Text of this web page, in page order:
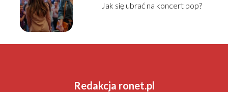
Jak się ubrać na koncert pop?
Redakcja ronet.pl